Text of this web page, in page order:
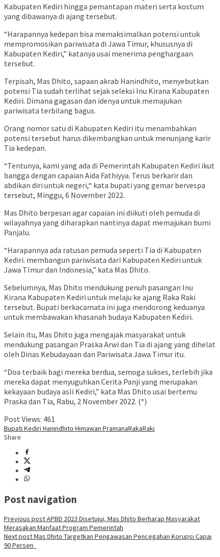
Kabupaten Kediri hingga pemantapan materi serta kostum
yang dibawanya di ajang tersebut.
“Harapannya kedepan bisa memaksimalkan potensi untuk
mempromosikan pariwisata di Jawa Timur, khususnya di
Kabupaten Kediri,” katanya usai menerima penghargaan
tersebut.
Terpisah, Mas Dhito, sapaan akrab Hanindhito, menyebutkan
potensi Tia sudah terlihat sejak seleksi Inu Kirana Kabupaten
Kediri. Dimana gagasan dan idenya untuk memajukan
pariwisata terbilang bagus.
Orang nomor satu di Kabupaten Kediri itu menambahkan
potensi tersebut harus dikembangkan untuk menunjang karir
Tia kedepan.
“Tentunya, kami yang ada di Pemerintah Kabupaten Kediri ikut
bangga dengan capaian Aida Fathiyya. Terus berkarir dan
abdikan diri untuk negeri,“ kata bupati yang gemar bervespa
tersebut, Minggu, 6 November 2022.
Mas Dhito berpesan agar capaian ini diikuti oleh pemuda di
wilayahnya yang diharapkan nantinya dapat memajukan bumi
Panjalu.
“Harapannya ada ratusan pemuda seperti Tia di Kabupaten
Kediri. membangun pariwisata dari Kabupaten Kediri untuk
Jawa TImur dan Indonesia,” kata Mas Dhito.
Sebelumnya, Mas Dhito mendukung penuh pasangan Inu
Kirana Kabupaten Kediri untuk melaju ke ajang Raka Raki
tersebut. Bupati berkacamata ini juga mendorong keduanya
untuk membawakan khasanah budaya Kabupaten Kediri.
Selain itu, Mas Dhito juga mengajak masyarakat untuk
mendukung pasangan Praska Arwi dan Tia di ajang yang dihelat
oleh Dinas Kebudayaan dan Pariwisata Jawa Timur itu.
“Doa terbaik bagi mereka berdua, semoga sukses, terlebih jika
mereka dapat menyuguhkan Cerita Panji yang merupakan
kekayaan budaya asli Kediri,” kata Mas Dhito usai bertemu
Praska dan Tia, Rabu, 2 November 2022. (*)
Post Views: 461
Bupati Kediri Hanindhito Himawan PramanaRakaRaki
Share
Post navigation
Previous postAPBD 2023 Disetujui, Mas Dhito Berharap Masyarakat
Merasakan Manfaat Program Pemerintah
Next postMas Dhito Targetkan Pengawasan Pencegahan Korupsi Capai
90 Persen